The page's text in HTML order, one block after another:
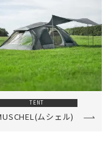
TENT
ムシェル)